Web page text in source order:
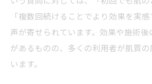
「複数回続けることでより効果を実
声が寄せられています。効果や施術
があるものの、多くの利用者が肌質
います。